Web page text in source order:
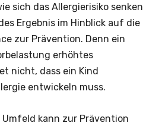
sich das Allergierisiko senken
Ergebnis im Hinblick auf die
zur Prävention. Denn ein
erhöhtes
nicht, dass ein Kind
entwickeln muss.
Umfeld kann zur Prävention